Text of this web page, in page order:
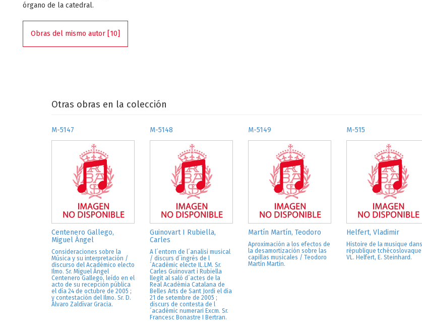
órgano de la catedral.
Obras del mismo autor [10]
Otras obras en la colección
M-5147
Centenero Gallego,
Miguel Ángel
Consideraciones sobre la
Música y su interpretación /
discurso del Académico electo
Ilmo. Sr. Miguel Ángel
Centenero Gallego, leído en el
acto de su recepción pública
el día 24 de octubre de 2005 ;
y contestación del Ilmo. Sr. D.
Álvaro Zaldívar Gracia.
M-5148
Guinovart I Rubiella,
Carles
A l´entorn de l´analisi musical
/ discurs d´ingrés de l
´Acadèmic electe IL.LM. Sr.
Carles Guinovart i Rubiella
llegit al saló d´actes de la
Real Acadèmia Catalana de
Belles Arts de Sant Jordi el dia
21 de setembre de 2005 ;
discurs de contesta de l
´acadèmic numerari Excm. Sr.
Francesc Bonastre I Bertran.
M-5149
Martín Martín, Teodoro
Aproximación a los efectos de
la desamortización sobre las
capillas musicales / Teodoro
Martín Martín.
M-515
Helfert, Vladimir
Histoire de la musique
république
VL. Helfert, E. Steinhard.